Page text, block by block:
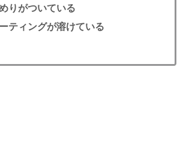
りがついている
ティングが溶けている